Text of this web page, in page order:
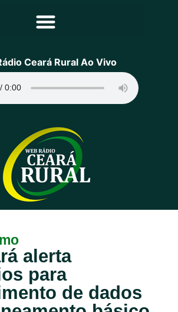
Principal
Programação
Equipe
Contato
Sobre
Ceará Rural Ao Vivo
alerta
para
de dados